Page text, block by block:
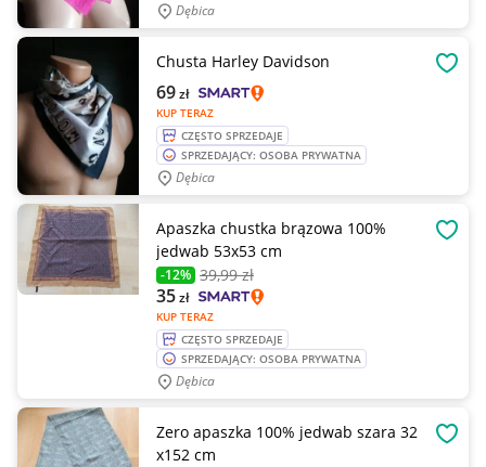
Dębica
Chusta Harley Davidson
KUP TERAZ
69zł
CZĘSTO SPRZEDAJE
SPRZEDAJĄCY: OSOBA PRYWATNA
Dębica
Apaszka chustka brązowa 100%
jedwab 53x53 cm
-12% 39,99 zł
KUP TERAZ
35zł
CZĘSTO SPRZEDAJE
SPRZEDAJĄCY: OSOBA PRYWATNA
Dębica
Zero apaszka 100% jedwab szara 32
x152 cm